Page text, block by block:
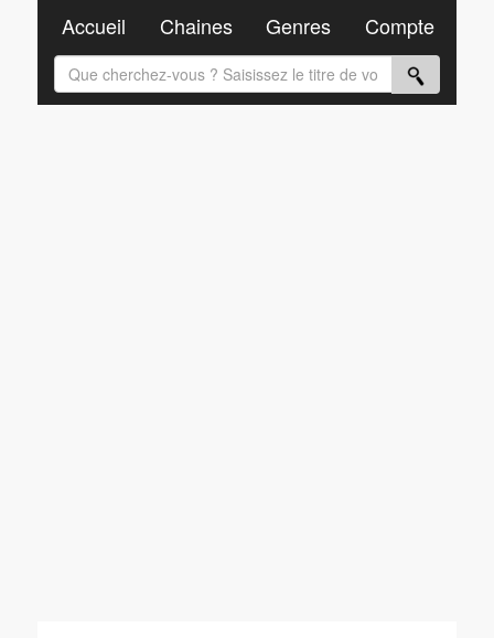
Accueil Chaines Genres Compte